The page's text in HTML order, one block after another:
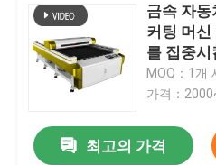
금속 자
커팅 머
를 집중
MOQ：1개
가격：
최고의 가격